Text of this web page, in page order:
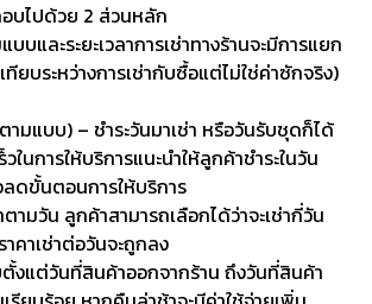
อบไปด้วย 2 ส่วนหลัก
บบและระยะเวลาการเช่าทางร้านจะมีการแยก
ยบระหว่างการเช่ากับซื้อแต่ไม่ใช่ค่าซักจริง)
ามแบบ) – ชำระวันมาเช่า หรือวันรับชุดก็ได้
ในการให้บริการแนะนำให้ลูกค้าชำระในวัน
ดขั้นตอนการให้บริการ
ตามวัน ลูกค้าสามารถเลือกได้ว่าจะเช่ากี่วัน
คาเช่าต่อวันจะถูกลง
ตั้งแต่วันที่สินค้าออกจากร้าน ถึงวันที่สินค้า